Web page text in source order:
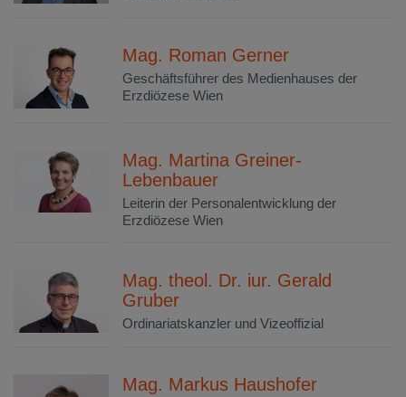
Mag. Roman Gerner
Geschäftsführer des Medienhauses der
Erzdiözese Wien
Mag. Martina Greiner-
Lebenbauer
Leiterin der Personalentwicklung der
Erzdiözese Wien
Mag. theol. Dr. iur. Gerald
Gruber
Ordinariatskanzler und Vizeoffizial
Mag. Markus Haushofer